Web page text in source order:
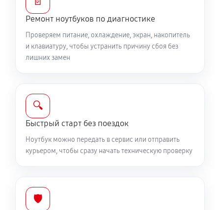
Ремонт цепей питания
2250 руб 60 минут
Замена видеокарты ноутбука MSI 17 AI (RTX 4070)
1700 руб
Замена видеочипа ноутбука MSI 17 AI (RTX 4070)
2250 руб 100 минут
Ремонт подсветки ноутбука MSI 17 AI (RTX 4070)
Ремонт ноутбуков по диагностике
Проверяем питание, охлаждение, экран, накопитель
и клавиатуру, чтобы устранить причину сбоя без
лишних замен
🔍
Быстрый старт без поездок
Ноутбук можно передать в сервис или отправить
курьером, чтобы сразу начать техническую проверку
🛡️